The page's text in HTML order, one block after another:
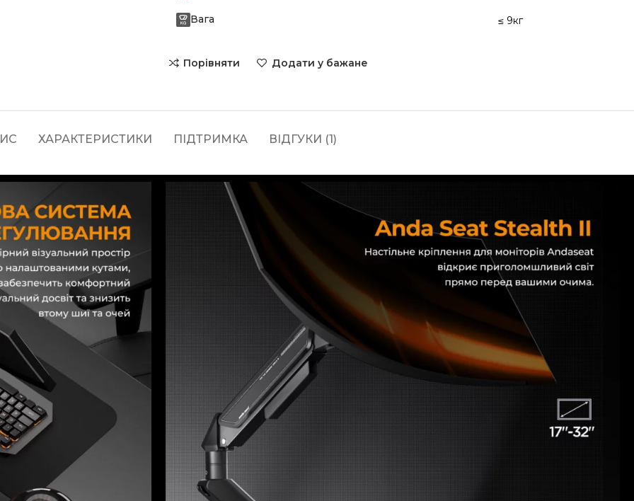
Вага ≤ 9кг
Порівняти Додати у бажане
ХАРАКТЕРИСТИКИ ПІДТРИМКА ВІДГУКИ (1)